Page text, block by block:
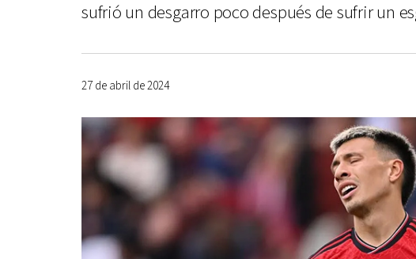
sufrió un desgarro poco después de sufrir un
27 de abril de 2024